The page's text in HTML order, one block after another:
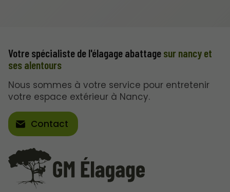
Votre spécialiste de l'élagage abattage sur nancy et
ses alentours
Nous sommes à votre service pour entretenir
votre espace extérieur à Nancy.
Contact